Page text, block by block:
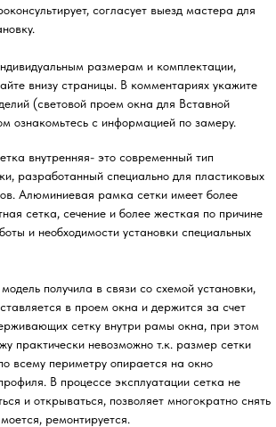
согласует выезд мастера для
размерам и комплектации,
внизу страницы. В комментариях укажите
(световой проем окна для Вставной
ознакомьтесь с информацией по замеру.
внутренняя- это современный тип
разработанный специально для пластиковых
Алюминиевая рамка сетки имеет более
сетка, сечение и более жесткая по причине
и необходимости установки специальных
получила в связи со схемой установки,
в проем окна и держится за счет
сетку внутри рамы окна, при этом
практически невозможно т.к. размер сетки
всему периметру опирается на окно
В процессе эксплуатации сетка не
и открываться, позволяет многократно снять
ремонтируется.